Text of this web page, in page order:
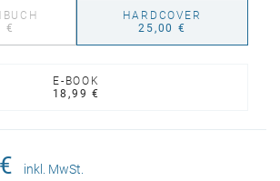
€
HARDCOVER
25,00 €
E-BOOK
18,99 €
inkl. MwSt.